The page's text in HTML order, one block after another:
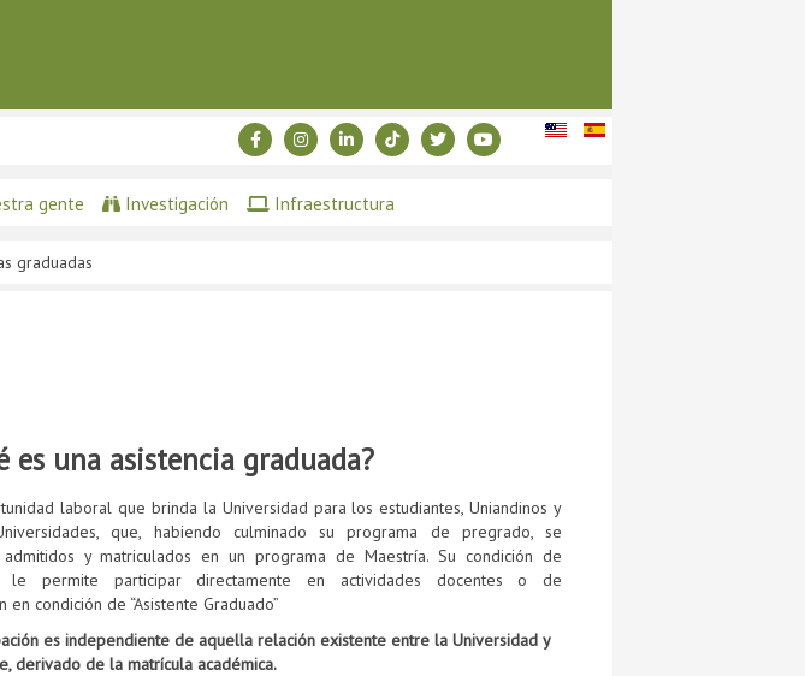
gente Investigación Infraestructura
graduadas
es una asistencia graduada?
laboral que brinda la Universidad para los estudiantes, Uniandinos y
que, habiendo culminado su programa de pregrado, se
admitidos y matriculados en un programa de Maestría. Su condición de
le permite participar directamente en actividades docentes o de
en condición de “Asistente Graduado”
es independiente de aquella relación existente entre la Universidad y
derivado de la matrícula académica.